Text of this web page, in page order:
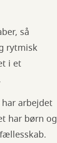
så
rytmisk
i et
arbejdet
har børn og